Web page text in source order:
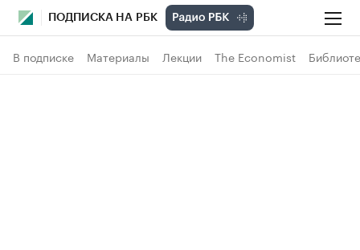
ПОДПИСКА НА РБК
В подписке Материалы Лекции The Economist